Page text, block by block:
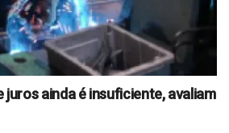
juros ainda é insuficiente, avaliam